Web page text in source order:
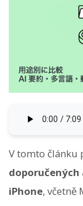
V tomto článku
iPhone, včetně